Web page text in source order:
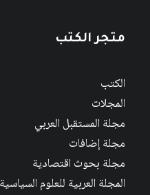
متجر الكتب
الكتب
المجلات
مجلة المستقبل العربي
مجلة إضافات
مجلة بحوث اقتصادية
المجلة العربية للعلوم السياسية